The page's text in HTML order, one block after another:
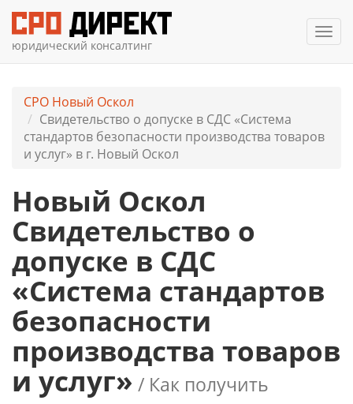
юридический консалтинг
СРО Новый Оскол
Свидетельство о допуске в СДС «Система
стандартов безопасности производства товаров
и услуг» в г. Новый Оскол
Новый Оскол
Свидетельство о
допуске в СДС
«Система стандартов
безопасности
производства товаров
и услуг» / Как получить